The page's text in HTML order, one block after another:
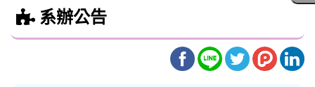
系辦公告